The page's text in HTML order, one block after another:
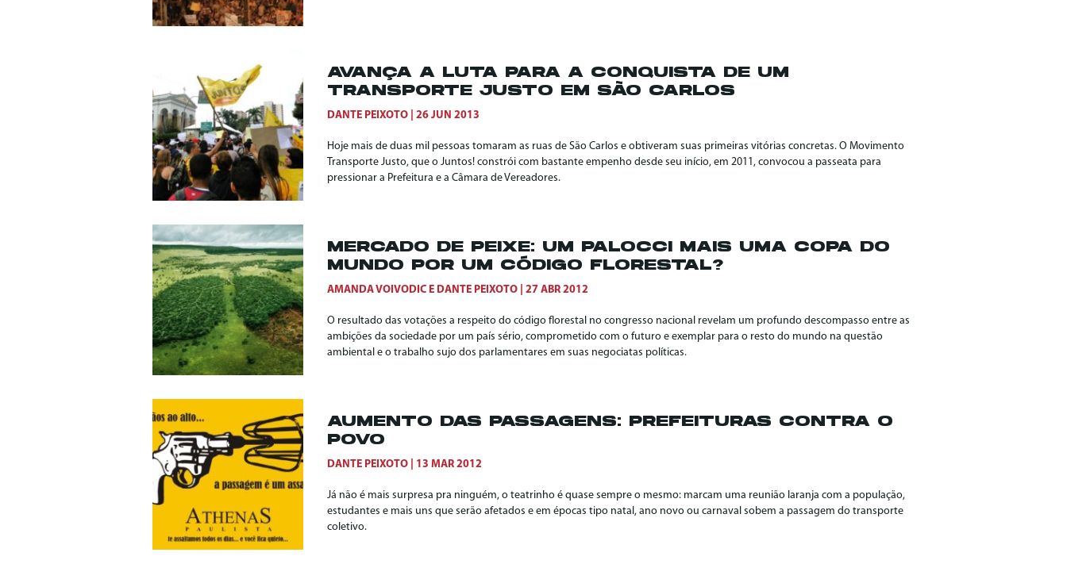
AVANÇA A LUTA PARA A CONQUISTA DE UM
TRANSPORTE JUSTO EM SÃO CARLOS
DANTE PEIXOTO 26 JUN 2013
Hoje mais de duas mil pessoas tomaram as ruas de São Carlos e obtiveram suas primeiras vitórias concretas. O Movimento
Transporte Justo, que o Juntos! constrói com bastante empenho desde seu início, em 2011, convocou a passeata para
pressionar a Prefeitura e a Câmara de Vereadores.
MERCADO DE PEIXE: UM PALOCCI MAIS UMA COPA DO
MUNDO POR UM CÓDIGO FLORESTAL?
AMANDA VOIVODIC E DANTE PEIXOTO 27 ABR 2012
O resultado das votações a respeito do código florestal no congresso nacional revelam um profundo descompasso entre as
ambições da sociedade por um país sério, comprometido com o futuro e exemplar para o resto do mundo na questão
ambiental e o trabalho sujo dos parlamentares em suas negociatas políticas.
AUMENTO DAS PASSAGENS: PREFEITURAS CONTRA O
POVO
DANTE PEIXOTO 13 MAR 2012
Já não é mais surpresa pra ninguém, o teatrinho é quase sempre o mesmo: marcam uma reunião laranja com a população,
estudantes e mais uns que serão afetados e em épocas tipo natal, ano novo ou carnaval sobem a passagem do transporte
coletivo.